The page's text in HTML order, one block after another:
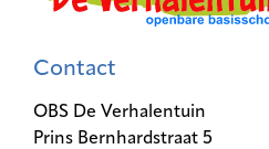
Contact
OBS De Verhalentuin
Prins Bernhardstraat 5